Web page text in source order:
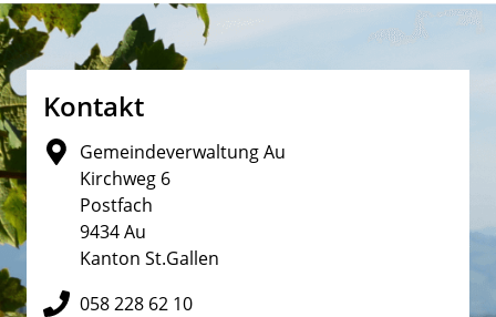
Fusszeile
Kontakt
Gemeindeverwaltung Au
Kirchweg 6
Postfach
9434 Au
Kanton St.Gallen
058 228 62 10